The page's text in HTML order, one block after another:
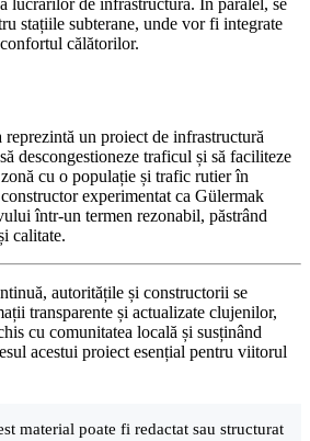
stațiile subterane, unde vor fi integrate
călătorilor.
un proiect de infrastructură
descongestioneze traficul și să faciliteze
cu o populație și trafic rutier în
experimentat ca Gülermak
într-un termen rezonabil, păstrând
calitate.
autoritățile și constructorii se
transparente și actualizate clujenilor,
cu comunitatea locală și susținând
acestui proiect esențial pentru viitorul
material poate fi redactat sau structurat